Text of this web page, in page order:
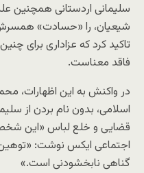
سلیمانی اردستانی همچنین
شیعیان، را «حسادت»
فاقد معناست.
در واکنش به این اظهارات،
اسلامی، بدون نام بردن از
قضایی و خلع لباس «این
اجتماعی ایکس نوشت:
گناهی نابخشودنی است.»